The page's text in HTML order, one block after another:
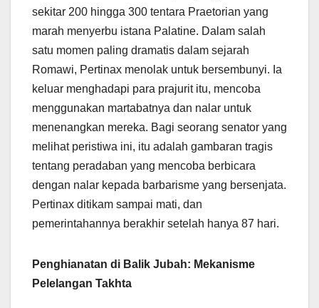
sekitar 200 hingga 300 tentara Praetorian yang
marah menyerbu istana Palatine. Dalam salah
satu momen paling dramatis dalam sejarah
Romawi, Pertinax menolak untuk bersembunyi. Ia
keluar menghadapi para prajurit itu, mencoba
menggunakan martabatnya dan nalar untuk
menenangkan mereka. Bagi seorang senator yang
melihat peristiwa ini, itu adalah gambaran tragis
tentang peradaban yang mencoba berbicara
dengan nalar kepada barbarisme yang bersenjata.
Pertinax ditikam sampai mati, dan
pemerintahannya berakhir setelah hanya 87 hari.
Penghianatan di Balik Jubah: Mekanisme
Pelelangan Takhta